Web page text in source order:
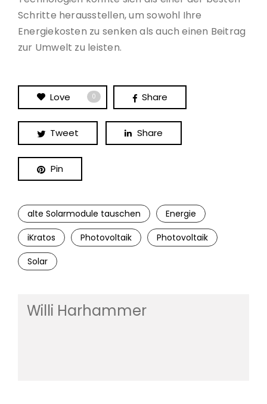
Schritte herausstellen, um sowohl Ihre
Energiekosten zu senken als auch einen Beitrag
zur Umwelt zu leisten.
Love 0 Share
Tweet Share
Pin
alte Solarmodule tauschen
Energie
iKratos
Photovoltaik
Photovoltaik
Solar
Willi Harhammer